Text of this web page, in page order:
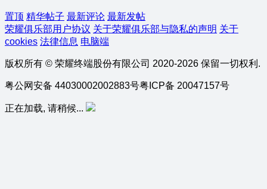
置顶 精华帖子 最新评论 最新发帖
荣耀俱乐部用户协议 关于荣耀俱乐部与隐私的声明 关于
cookies 法律信息 电脑端
版权所有 © 荣耀终端股份有限公司 2020-2026 保留一切权利.
粤公网安备 44030002002883号粤ICP备 20047157号
正在加载, 请稍候...